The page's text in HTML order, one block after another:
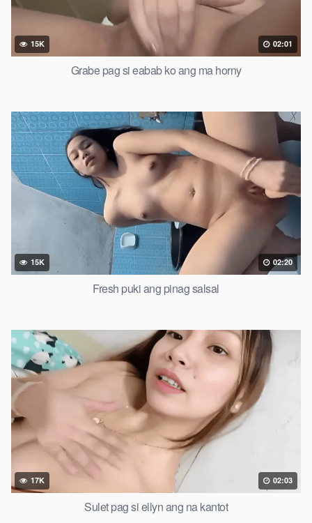
15K 02:01
Grabe pag si eabab ko ang ma horny
15K 02:20
Fresh puki ang pinag salsal
17K 02:03
Sulet pag si ellyn ang na kantot